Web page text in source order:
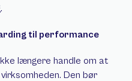
.
til performance
længere handle om at
Den bør